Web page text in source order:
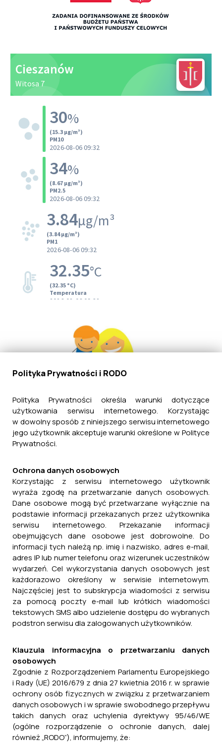
Polityka Prywatności i RODO
Polityka Prywatności określa warunki dotyczące
użytkowania serwisu internetowego. Korzystając
w dowolny sposób z niniejszego serwisu internetowego
jego użytkownik akceptuje warunki określone w Polityce
Prywatności.
Ochrona danych osobowych
Korzystając z serwisu internetowego użytkownik
wyraża zgodę na przetwarzanie danych osobowych.
Dane osobowe mogą być przetwarzane wyłącznie na
podstawie informacji przekazanych przez użytkownika
serwisu internetowego. Przekazanie informacji
obejmujących dane osobowe jest dobrowolne. Do
informacji tych należą np. imię i nazwisko, adres e-mail,
adres IP lub numer telefonu oraz wizerunek uczestników
wydarzeń. Cel wykorzystania danych osobowych jest
każdorazowo określony w serwisie internetowym.
Najczęściej jest to subskrypcja wiadomości z serwisu
za pomocą poczty e-mail lub krótkich wiadomości
tekstowych SMS albo udzielenie dostępu do wybranych
podstron serwisu dla zalogowanych użytkowników.
Klauzula informacyjna o przetwarzaniu danych
osobowych
Zgodnie z Rozporządzeniem Parlamentu Europejskiego
i Rady (UE) 2016/679 z dnia 27 kwietnia 2016 r. w sprawie
ochrony osób fizycznych w związku z przetwarzaniem
danych osobowych i w sprawie swobodnego przepływu
takich danych oraz uchylenia dyrektywy 95/46/WE
(ogólne rozporządzenie o ochronie danych, dalej
również „RODO”), informujemy, że: